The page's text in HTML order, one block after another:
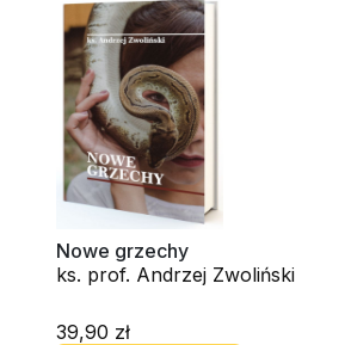
Nowe grzechy
ks. prof. Andrzej Zwoliński
39,90 zł